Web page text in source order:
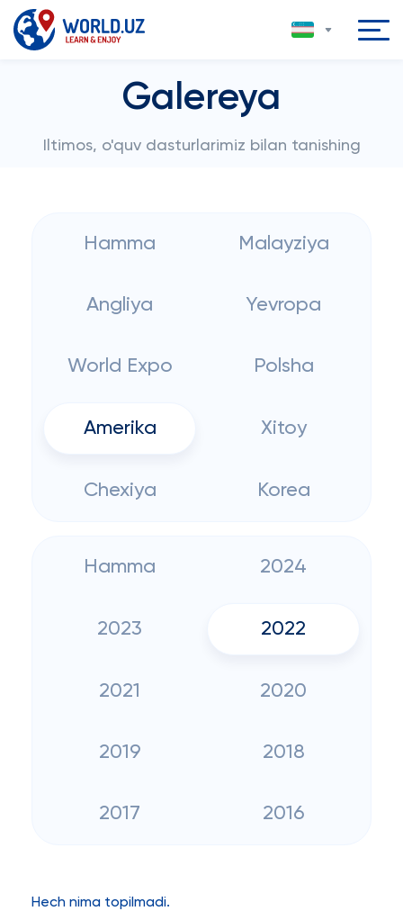
Galereya
Iltimos, o'quv dasturlarimiz bilan tanishing
Hamma Malayziya
Angliya Yevropa
World Expo Polsha
Amerika Xitoy
Chexiya Korea
Hamma 2024
2023 2022
2021 2020
2019 2018
2017 2016
Hech nima topilmadi.